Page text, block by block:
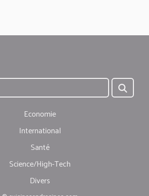
Economie
International
Santé
Science/High-Tech
Divers